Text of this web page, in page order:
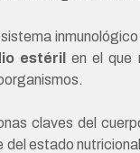
estéril en el que
claves del
estado